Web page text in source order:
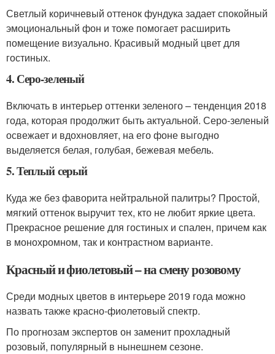
Светлый коричневый оттенок фундука задает спокойный
эмоциональный фон и тоже помогает расширить
помещение визуально. Красивый модный цвет для
гостиных.
4. Серо-зеленый
Включать в интерьер оттенки зеленого – тенденция 2018
года, которая продолжит быть актуальной. Серо-зеленый
освежает и вдохновляет, на его фоне выгодно
выделяется белая, голубая, бежевая мебель.
5. Теплый серый
Куда же без фаворита нейтральной палитры? Простой,
мягкий оттенок выручит тех, кто не любит яркие цвета.
Прекрасное решение для гостиных и спален, причем как
в монохромном, так и контрастном варианте.
Красный и фиолетовый – на смену розовому
Среди модных цветов в интерьере 2019 года можно
назвать также красно-фиолетовый спектр.
По прогнозам экспертов он заменит прохладный
розовый, популярный в нынешнем сезоне.